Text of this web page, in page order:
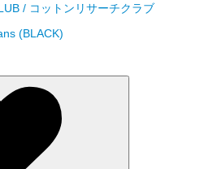
/ コットンリサーチクラブ
(BLACK)